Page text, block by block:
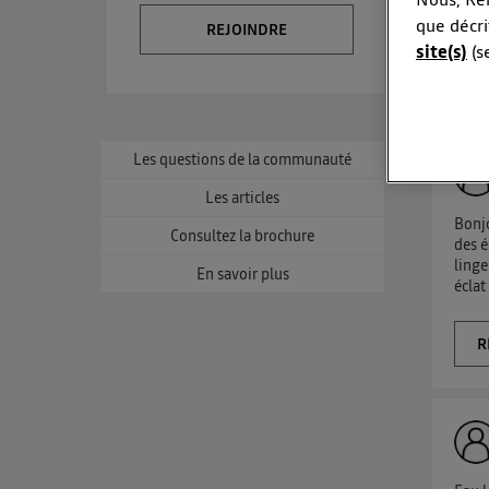
REJOINDRE
Les questions de la communauté
Les articles
Consultez la brochure
En savoir plus
des
que
site(s)
La
Elle
et
Pour une
Pour une